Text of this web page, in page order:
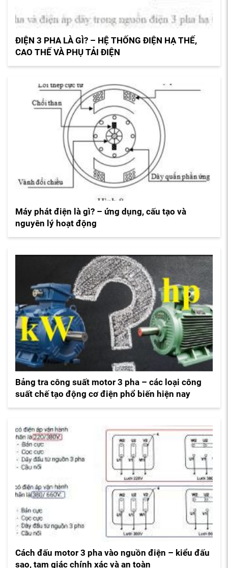
ĐIỆN 3 PHA LÀ GÌ? – HỆ THỐNG ĐIỆN HẠ THẾ,
CAO THẾ VÀ PHỤ TẢI ĐIỆN
Máy phát điện là gì? – ứng dụng, cấu tạo và
nguyên lý hoạt động
Bảng tra công suất motor 3 pha – các loại công
suất chế tạo động cơ điện phổ biến hiện nay
Cách đấu motor 3 pha vào nguồn điện – kiểu đấu
sao, tam giác chính xác và an toàn